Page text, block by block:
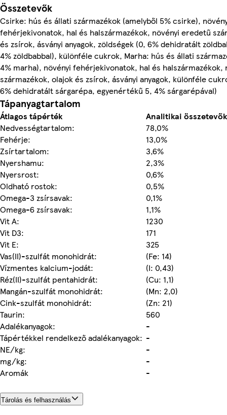
Összetevők
Csirke: hús és állati származékok (amelyből 5% csirke),
fehérjekivonatok, hal és halszármazékok, növényi eredetű
és zsírok, ásványi anyagok, zöldségek (0, 6% dehidratált
4% zöldbabbal), különféle cukrok, Marha: hús és állati
4% marha), növényi fehérjekivonatok, hal és halszármazékok,
származékok, olajok és zsírok, ásványi anyagok, különféle
6% dehidratált sárgarépa, egyenértékű 5, 4% sárgarépával)
Tápanyagtartalom
Átlagos tápérték
Analitikai
Nedvességtartalom:
78,0%
Fehérje:
13,0%
Zsírtartalom:
3,6%
Nyershamu:
2,3%
Nyersrost:
0,6%
Oldható rostok:
0,5%
Omega-3 zsírsavak:
0,1%
Omega-6 zsírsavak:
1,1%
Vit A:
1230
Vit D3:
171
Vit E:
325
Vas(II)-szulfát monohidrát:
(Fe: 14)
Vízmentes kalcium-jodát:
(I: 0,43)
Réz(II)-szulfát pentahidrát:
(Cu: 1,1)
Mangán-szulfát monohidrát:
(Mn: 2,0)
Cink-szulfát monohidrát:
(Zn: 21)
Taurin:
560
Adalékanyagok:
-
Tápértékkel rendelkező adalékanyagok: -
NE/kg:
-
mg/kg:
-
Aromák
-
Tárolás és felhasználás